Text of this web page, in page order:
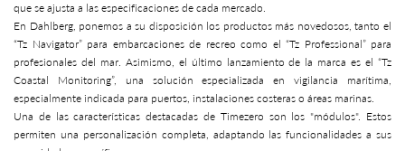
que se ajusta a las especificaciones de cada mercado.
En Dahlberg, ponemos a su disposición los productos más novedosos, tanto el
“Tz Navigator” para embarcaciones de recreo como el “Tz Professional” para
profesionales del mar. Asimismo, el último lanzamiento de la marca es el “Tz
Coastal Monitoring”, una solución especializada en vigilancia marítima,
especialmente indicada para puertos, instalaciones costeras o áreas marinas.
Una de las características destacadas de Timezero son los "módulos". Estos
permiten una personalización completa, adaptando las funcionalidades a sus